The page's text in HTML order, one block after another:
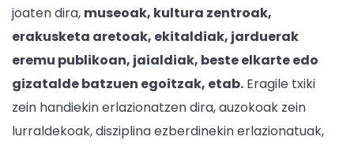
joaten dira, museoak, kultura zentroak,
erakusketa aretoak, ekitaldiak, jarduerak
eremu publikoan, jaialdiak, beste elkarte edo
gizatalde batzuen egoitzak, etab. Eragile txiki
zein handiekin erlazionatzen dira, auzokoak zein
lurraldekoak, disziplina ezberdinekin erlazionatuak,